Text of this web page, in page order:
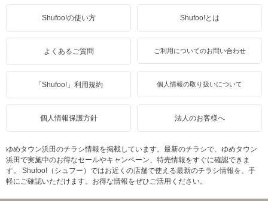
Shufoo!の使い方 Shufoo!とは
よくあるご質問 ご利用についてのお問い合わせ
「Shufoo!」利用規約 個人情報の取り扱いについて
個人情報保護方針 法人のお客様へ
ゆめタウン浜田のチラシ情報を掲載しています。最新のチラシで、ゆめタウン
浜田で実施中のお得なセールやキャンペーン、特売情報をすぐに確認できま
す。 Shufoo!（シュフー）ではお近くの店舗で使える最新のチラシ情報を、手
軽にご確認いただけます。お得な情報をぜひご活用ください。